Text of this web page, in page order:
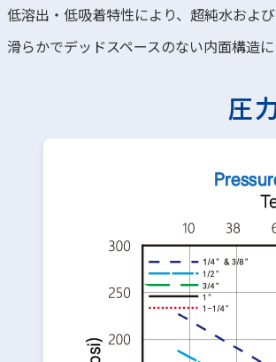
低溶出・低吸着特性により、超純水およ
滑らかでデッドスペースのない内面構造
圧